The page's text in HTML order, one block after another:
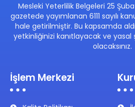
Mesleki Yeterlilik Belgeleri 25
gazetede yayımlanan 6111 sayılı
hale getirilmiştir. Bu kapsamda
yetkinliğinizi kanıtlayacak ve
olacaksınız.
İşlem Merkezi